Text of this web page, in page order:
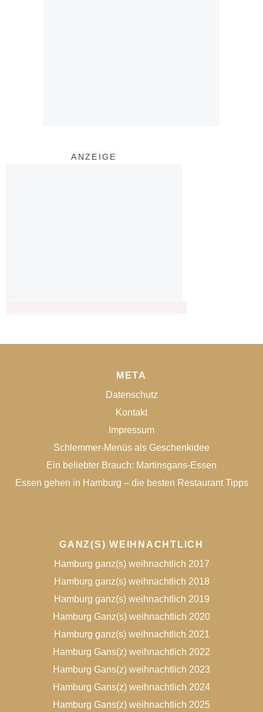
ANZEIGE
META
Datenschutz
Kontakt
Impressum
Schlemmer-Menüs als Geschenkidee
Ein beliebter Brauch: Martinsgans-Essen
Essen gehen in Hamburg – die besten Restaurant Tipps
GANZ(S) WEIHNACHTLICH
Hamburg ganz(s) weihnachtlich 2017
Hamburg ganz(s) weihnachtlich 2018
Hamburg ganz(s) weihnachtlich 2019
Hamburg Ganz(s) weihnachtlich 2020
Hamburg ganz(s) weihnachtlich 2021
Hamburg Gans(z) weihnachtlich 2022
Hamburg Gans(z) weihnachtlich 2023
Hamburg Gans(z) weihnachtlich 2024
Hamburg Gans(z) weihnachtlich 2025